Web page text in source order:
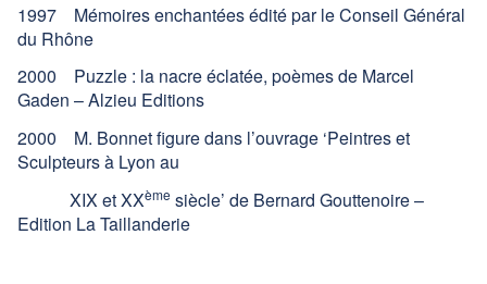
1997 Mémoires enchantées édité par le Conseil Général
du Rhône
2000 Puzzle : la nacre éclatée, poèmes de Marcel
Gaden – Alzieu Editions
2000 M. Bonnet figure dans l’ouvrage ‘Peintres et
Sculpteurs à Lyon au
XIX et XXème siècle’ de Bernard Gouttenoire –
Edition La Taillanderie